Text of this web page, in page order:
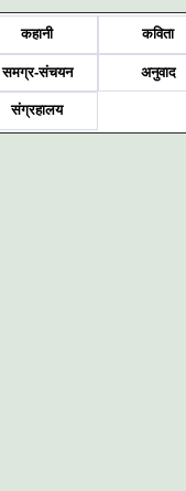
कहानी कविता
समग्र-संचयन अनुवाद
संग्रहालय